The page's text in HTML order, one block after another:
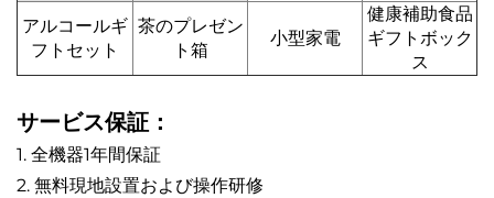
アルコールギ
フトセット
茶のプレゼン
ト箱
小型家電
健康補助食品
ギフトボック
ス
サービス保証：
1. 全機器1年間保証
2. 無料現地設置および操作研修